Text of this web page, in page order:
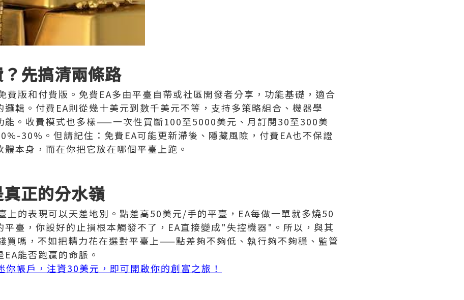
先搞清兩條路
費版和付費版。免費EA多由平臺自帶或社區開發者分享，功能基礎，適合
輯。付費EA則從幾十美元到數千美元不等，支持多策略組合、機器學
能。收費模式也多樣——一次性買斷100至5000美元、月訂閱30至300美
30%。但請記住：免費EA可能更新滯後、隱藏風險，付費EA也不保證
本身，而在你把它放在哪個平臺上跑。
正的分水嶺
上的表現可以天差地別。點差高50美元/手的平臺，EA每做一單就多燒50
平臺，你設好的止損根本觸發不了，EA直接變成"失控機器"。所以，與其
買嗎，不如把精力花在選對平臺上——點差夠不夠低、執行夠不夠穩、監管
能否跑贏的命脈。
帳戶，注資30美元，即可開啟你的創富之旅！